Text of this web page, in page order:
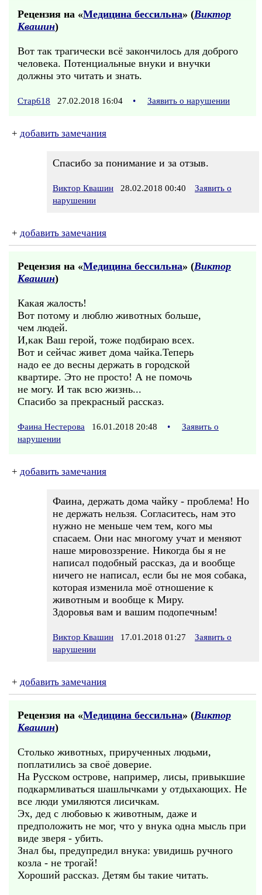
Рецензия на «Медицина бессильна» (Виктор
Квашин)
Вот так трагически всё закончилось для доброго
человека. Потенциальные внуки и внучки
должны это читать и знать.
Стар618 27.02.2018 16:04 • Заявить о нарушении
+ добавить замечания
Спасибо за понимание и за отзыв.
Виктор Квашин 28.02.2018 00:40
Заявить о
нарушении
+ добавить замечания
Рецензия на «Медицина бессильна» (Виктор
Квашин)
Какая жалость!
Вот потому и люблю животных больше,
чем людей.
И,как Ваш герой, тоже подбираю всех.
Вот и сейчас живет дома чайка.Теперь
надо ее до весны держать в городской
квартире. Это не просто! А не помочь
не могу. И так всю жизнь...
Спасибо за прекрасный рассказ.
Фаина Нестерова 16.01.2018 20:48 •
Заявить о
нарушении
+ добавить замечания
Фаина, держать дома чайку - проблема! Но
не держать нельзя. Согласитесь, нам это
нужно не меньше чем тем, кого мы
спасаем. Они нас многому учат и меняют
наше мировоззрение. Никогда бы я не
написал подобный рассказ, да и вообще
ничего не написал, если бы не моя собака,
которая изменила моё отношение к
животным и вообще к Миру.
Здоровья вам и вашим подопечным!
Виктор Квашин 17.01.2018 01:27
Заявить о
нарушении
+ добавить замечания
Рецензия на «Медицина бессильна» (Виктор
Квашин)
Столько животных, прирученных людьми,
поплатились за своё доверие.
На Русском острове, например, лисы, привыкшие
подкармливаться шашлычками у отдыхающих. Не
все люди умиляются лисичкам.
Эх, дед с любовью к животным, даже и
предположить не мог, что у внука одна мысль при
виде зверя - убить.
Знал бы, предупредил внука: увидишь ручного
козла - не трогай!
Хороший рассказ. Детям бы такие читать.